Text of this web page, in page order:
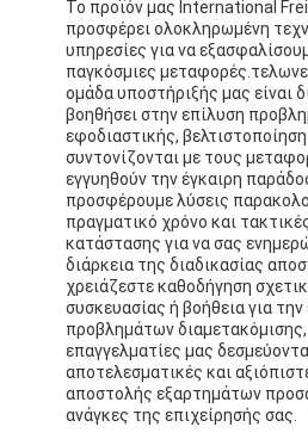
Το προϊόν μας International
προσφέρει ολοκληρωμένη
υπηρεσίες για να
παγκόσμιες
ομάδα υποστήριξής μας είναι
βοηθήσει στην επίλυση
εφοδιαστικής,
συντονίζονται με τους
εγγυηθούν την έγκαιρη
προσφέρουμε λύσεις
πραγματικό χρόνο και
κατάστασης για να σας
διάρκεια της διαδικασίας
χρειάζεστε καθοδήγηση
συσκευασίας ή βοήθεια για την
προβλημάτων
επαγγελματίες μας
αποτελεσματικές και
αποστολής εξαρτημάτων
ανάγκες της επιχείρησής σας.